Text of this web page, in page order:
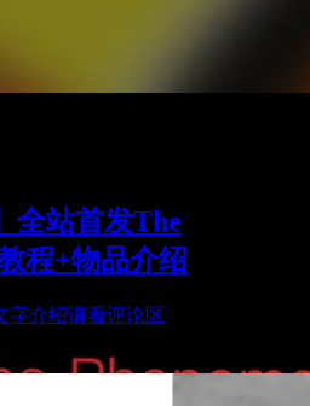
全站首发The
程+物品介绍
字介绍请看评论区